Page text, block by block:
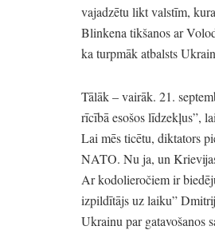
vajadzētu likt valstīm,
Blinkena tikšanos ar
ka turpmāk atbalsts
Tālāk– vairāk. 21.
rīcībā esošos līdzekļus”,
Lai mēs ticētu, diktators
NATO. Nu ja, un
Ar kodolieročiem ir
izpildītājs uz laiku”
Ukrainu par gatavošanos